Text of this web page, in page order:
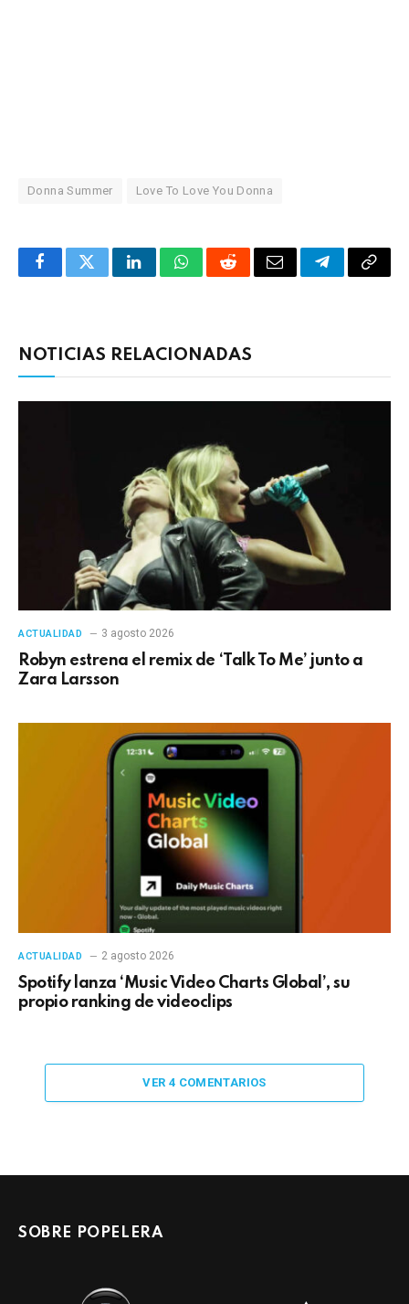
Donna Summer Love To Love You Donna
FacebookTwitterLinkedInWhatsAppRedditCorreoTelegrama
NOTICIAS RELACIONADAS
ACTUALIDAD 3 agosto 2026
Robyn estrena el remix de ‘Talk To Me’ junto a
Zara Larsson
ACTUALIDAD 2 agosto 2026
Spotify lanza ‘Music Video Charts Global’, su
propio ranking de videoclips
VER 4 COMENTARIOS
SOBRE POPELERA